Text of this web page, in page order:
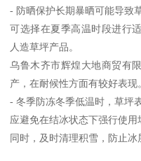
- 防晒保护长期暴晒可能导致
可选择在夏季高温时段进行
人造草坪产品。
乌鲁木齐市辉煌大地商贸有
产，在耐候性方面有较好表现
- 冬季防冻冬季低温时，草坪
应避免在结冰状态下强行使用
同时，及时清理积雪，防止冰